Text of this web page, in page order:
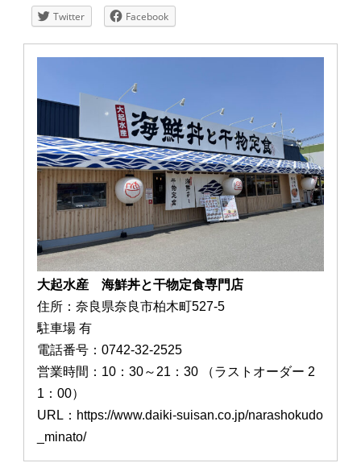
Twitter Facebook
大起水産 海鮮丼と干物定食専門店
住所：奈良県奈良市柏木町527-5
駐車場 有
電話番号：0742-32-2525
営業時間：10：30～21：30 （ラストオーダー 2
1：00）
URL：https://www.daiki-suisan.co.jp/narashokudo
_minato/